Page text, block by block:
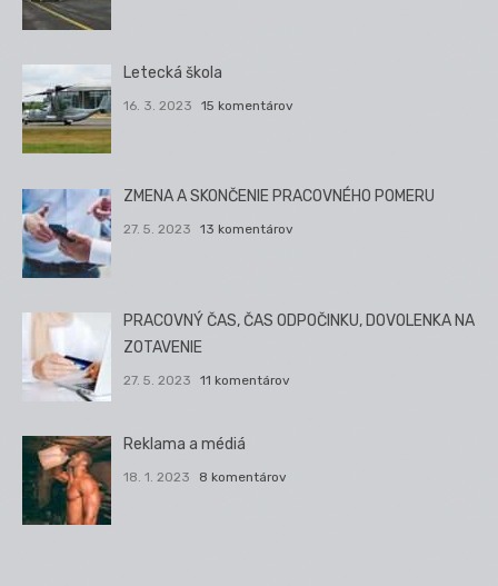
Letecká škola
16. 3. 2023 15 komentárov
ZMENA A SKONČENIE PRACOVNÉHO POMERU
27. 5. 2023 13 komentárov
PRACOVNÝ ČAS, ČAS ODPOČINKU, DOVOLENKA NA
ZOTAVENIE
27. 5. 2023 11 komentárov
Reklama a médiá
18. 1. 2023 8 komentárov